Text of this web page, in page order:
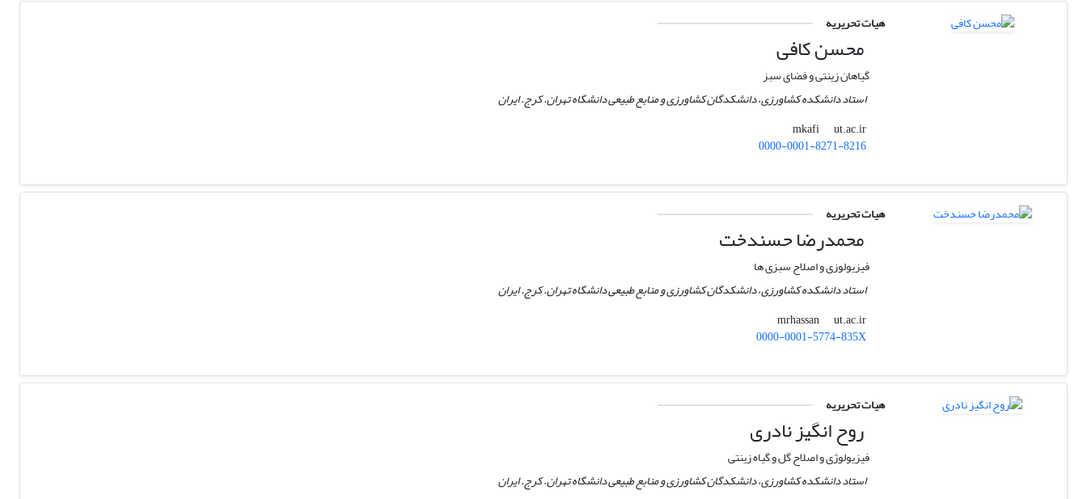
هیات تحریریه
محسن کافی
گیاهان زینتی و فضای سبز
استاد دانشکده کشاورزی، دانشکدگان کشاورزی و منابع طبیعی دانشگاه تهران. کرج. ایران
mkafi
ut.ac.ir
0000-0001-8271-8216
هیات تحریریه
محمدرضا حسندخت
فیزیولوزی و اصلاح سبزی ها
استاد دانشکده کشاورزی، دانشکدگان کشاورزی و منابع طبیعی دانشگاه تهران. کرج. ایران
mrhassan
ut.ac.ir
0000-0001-5774-835X
هیات تحریریه
روح انگیز نادری
فیزیولوژی و اصلاح گل و گیاه زینتی
استاد دانشکده کشاورزی، دانشکدگان کشاورزی و منابع طبیعی دانشگاه تهران. کرج. ایران